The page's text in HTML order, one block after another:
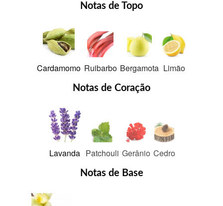
Notas de Topo
Cardamomo Ruibarbo Bergamota Limão
Notas de Coração
Lavanda Patchouli Gerânio Cedro
Notas de Base